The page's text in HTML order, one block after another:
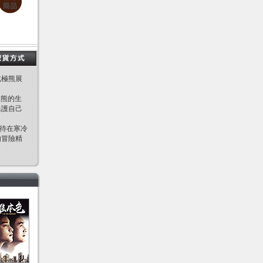
熊展
的生
自己
在寒冷
險精